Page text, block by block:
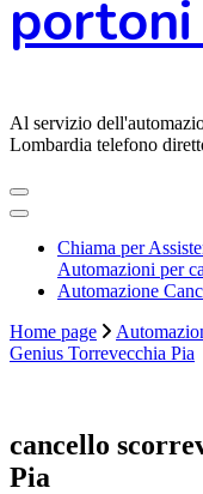
Al servizio
Lombardia telefono
Chiama per
Automazioni per
Automazione
Home page
Genius Torrevecchia Pia
cancello
Pia